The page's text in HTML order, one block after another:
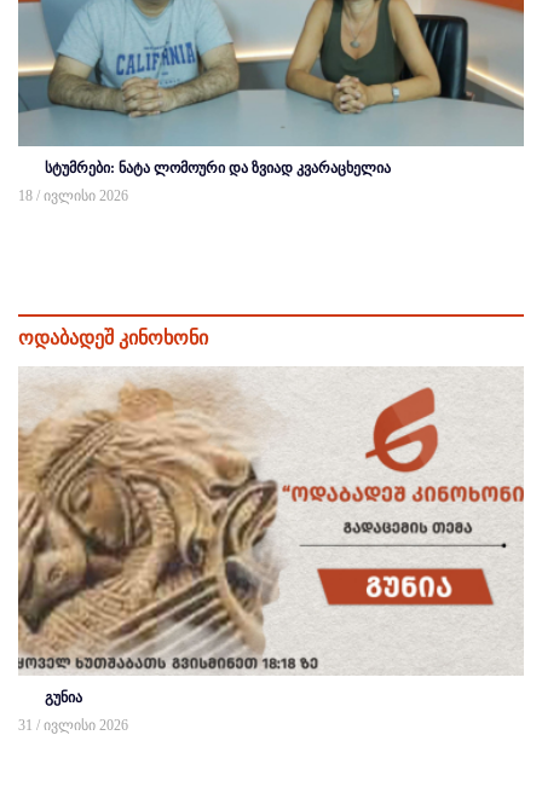
სტუმრები: ნატა ლომოური და ზვიად კვარაცხელია
18 / ივლისი 2026
ოდაბადეშ კინოხონი
გუნია
31 / ივლისი 2026